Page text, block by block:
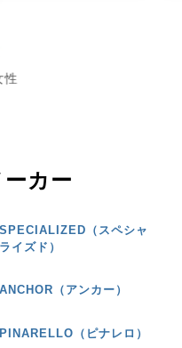
性
カー
SPECIALIZED（スペシャ
ライズド）
ANCHOR（アンカー）
PINARELLO（ピナレロ）